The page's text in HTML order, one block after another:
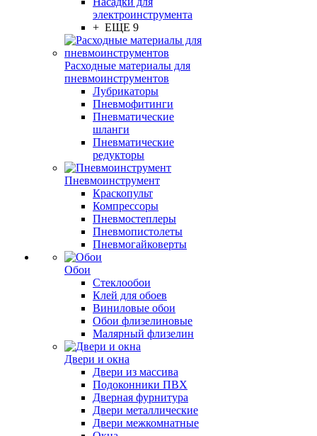
электроинструмента
+ ЕЩЕ 9
Расходные материалы для
пневмоинструментов
Лубрикаторы
Пневмофитинги
Пневматические
шланги
Пневматические
редукторы
Пневмоинструмент
Краскопульт
Компрессоры
Пневмостеплеры
Пневмопистолеты
Пневмогайковерты
Обои
Стеклообои
Клей для обоев
Виниловые обои
Обои флизелиновые
Малярный флизелин
Двери и окна
Двери из массива
Подоконники ПВХ
Дверная фурнитура
Двери металлические
Двери межкомнатные